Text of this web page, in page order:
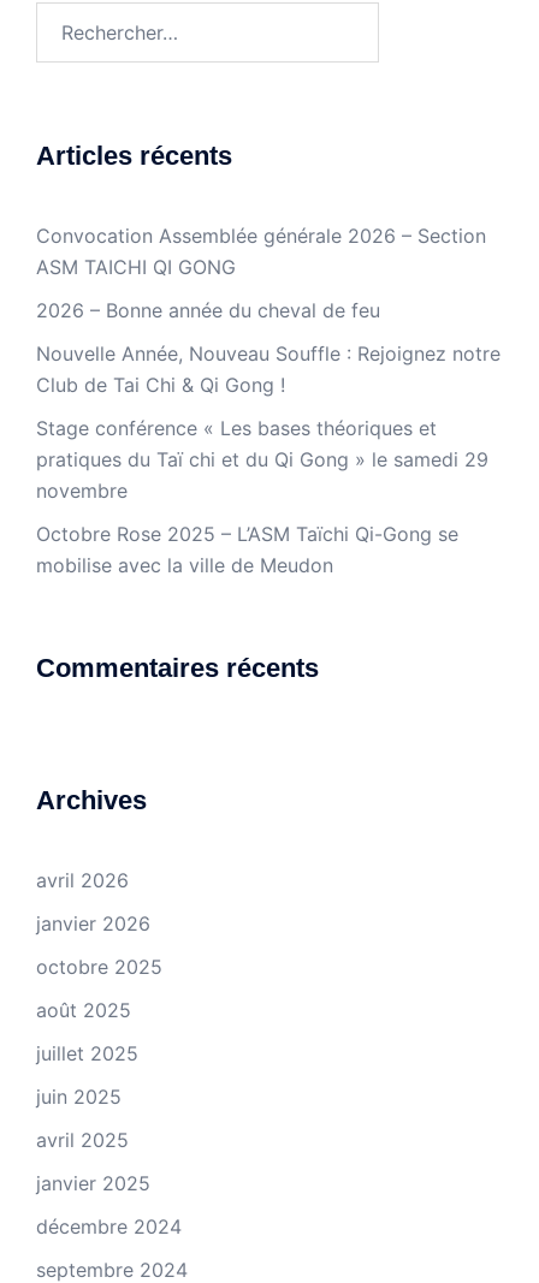
Articles récents
Convocation Assemblée générale 2026 – Section
ASM TAICHI QI GONG
2026 – Bonne année du cheval de feu
Nouvelle Année, Nouveau Souffle : Rejoignez notre
Club de Tai Chi & Qi Gong !
Stage conférence « Les bases théoriques et
pratiques du Taï chi et du Qi Gong » le samedi 29
novembre
Octobre Rose 2025 – L’ASM Taïchi Qi-Gong se
mobilise avec la ville de Meudon
Commentaires récents
Archives
avril 2026
janvier 2026
octobre 2025
août 2025
juillet 2025
juin 2025
avril 2025
janvier 2025
décembre 2024
septembre 2024